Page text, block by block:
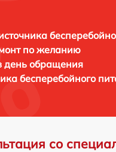
по желанию
день обращения
бесперебойного
со